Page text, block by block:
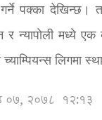
पक्का
र न्यापोली मध्ये
लिगमा
०७, २०७८ १२:१३